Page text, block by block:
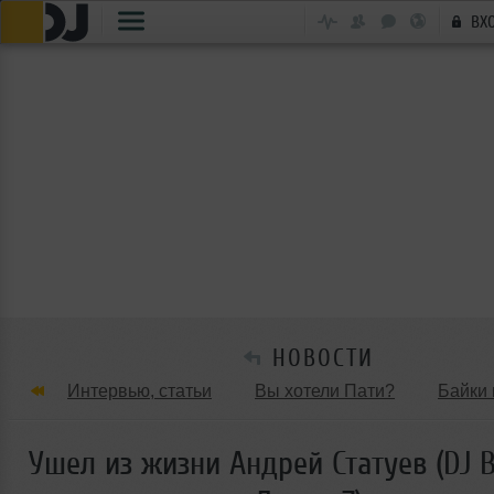
НОВОСТИ
Интервью, статьи Вы хотели Пати? Байки
Танцевальные стили Обзоры Вечеринок и
Ушел из жизни Андрей Статуев (DJ